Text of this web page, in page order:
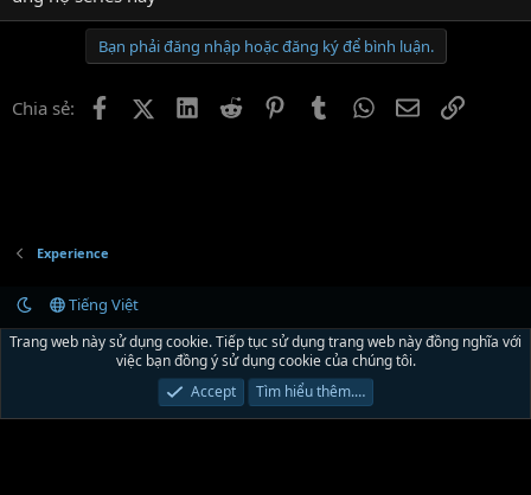
Bạn phải đăng nhập hoặc đăng ký để bình luận.
Chia sẻ: FacebookX (Twitter)
LinkedIn
Reddit PinterestTumblrWhatsApp
EmailLink
Experience
Tiếng Việt
Liên hệ
Quy định và Nội quy Chính sách bảo mật Trợ giúp
R
Community platform by XenForo® © 2010-2024 XenForo Ltd.
Xenforo Theme © by ©XenTR
Trang web này sử dụng cookie. Tiếp tục sử dụng trang web này đồng nghĩa với
việc bạn đồng ý sử dụng cookie của chúng tôi.
Accept
Tìm hiểu thêm.…